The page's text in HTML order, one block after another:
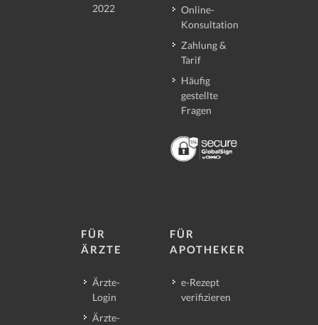
2022
Online-
Konsultation
Zahlung &
Tarif
Häufig
gestellte
Fragen
FÜR
ÄRZTE
Ärzte-
Login
Ärzte-
FÜR
APOTHEKER
e-Rezept
verifizieren